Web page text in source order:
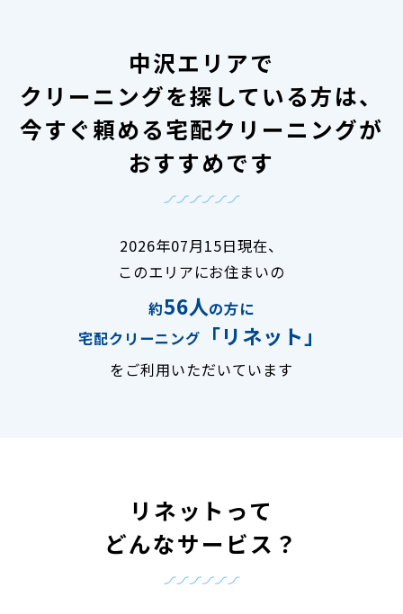
中沢エリアで
クリーニングを探している方は、
今すぐ頼める宅配クリーニングが
おすすめです
2026年07月15日現在、
このエリアにお住まいの
約56人の方に
宅配クリーニング
「リネット」
をご利用いただいています
リネットって
どんなサービス？